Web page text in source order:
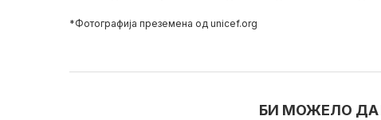
*Фотографија преземена од unicef.org
БИ МОЖЕЛО ДА